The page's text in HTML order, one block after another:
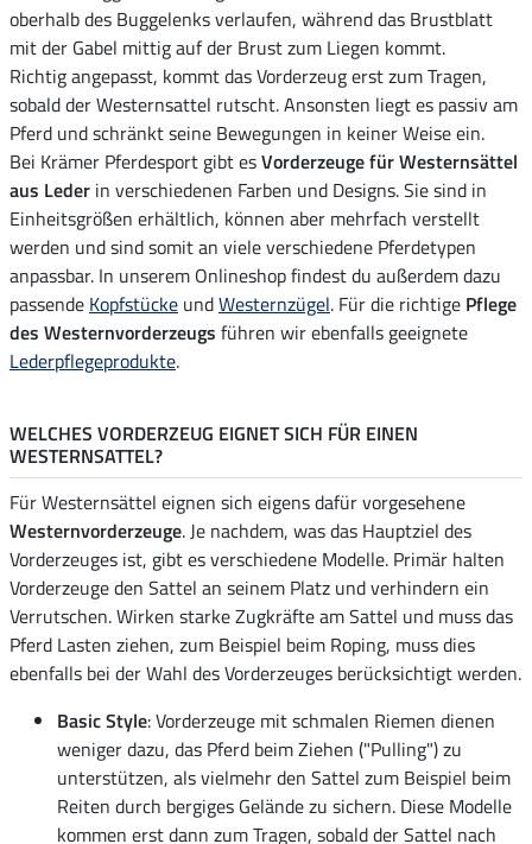
oberhalb des Buggelenks verlaufen, während das Brustblatt
mit der Gabel mittig auf der Brust zum Liegen kommt.
Richtig angepasst, kommt das Vorderzeug erst zum Tragen,
sobald der Westernsattel rutscht. Ansonsten liegt es passiv am
Pferd und schränkt seine Bewegungen in keiner Weise ein.
Bei Krämer Pferdesport gibt esVorderzeuge für Westernsättel
aus Leder in verschiedenen Farben und Designs. Sie sind in
Einheitsgrößen erhältlich, können aber mehrfach verstellt
werden und sind somit an viele verschiedene Pferdetypen
anpassbar. In unserem Onlineshop findest du außerdem dazu
passende Kopfstücke undWesternzügel. Für die richtige Pflege
des Westernvorderzeugs führen wir ebenfalls geeignete
Lederpflegeprodukte.
WELCHES VORDERZEUG EIGNET SICH FÜR EINEN
WESTERNSATTEL?
Für Westernsättel eignen sich eigens dafür vorgesehene
Westernvorderzeuge. Je nachdem, was das Hauptziel des
Vorderzeuges ist, gibt es verschiedene Modelle. Primär halten
Vorderzeuge den Sattel an seinem Platz und verhindern ein
Verrutschen. Wirken starke Zugkräfte am Sattel und muss das
Pferd Lasten ziehen, zum Beispiel beim Roping, muss dies
ebenfalls bei der Wahl des Vorderzeuges berücksichtigt werden.
Basic Style: Vorderzeuge mit schmalen Riemen dienen
weniger dazu, das Pferd beim Ziehen ("Pulling") zu
unterstützen, als vielmehr den Sattel zum Beispiel beim
Reiten durch bergiges Gelände zu sichern. Diese Modelle
kommen erst dann zum Tragen, sobald der Sattel nach